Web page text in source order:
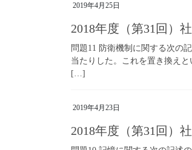
2019年4月25日
2018年度（第31回
問題11 防衛機制に関する次の
当たりした。これを置き換え
[…]
2019年4月23日
2018年度（第31回